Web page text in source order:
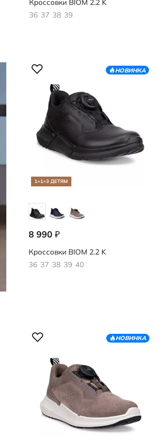
Кроссовки BIOM 2.2 K
36 37 38 39
НОВИНКА
1+1=3 ДЕТЯМ
8 990 ₽
710923/51052
Кроссовки BIOM 2.2 K
36 37 38 39 40
НОВИНКА